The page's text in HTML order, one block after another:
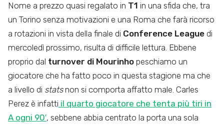
Nome a prezzo quasi regalato in T1 in una sfida che, tra
un Torino senza motivazioni e una Roma che farà ricorso
a rotazioni in vista della finale di Conference League di
mercoledì prossimo, risulta di difficile lettura. Ebbene
proprio dal turnover di Mourinho peschiamo un
giocatore che ha fatto poco in questa stagione ma che
a livello di statsnon si comporta affatto male. Carles
Perez è infatti il quarto giocatore che tenta più tiri in
A ogni 90′, sebbene abbia centrato la porta una sola